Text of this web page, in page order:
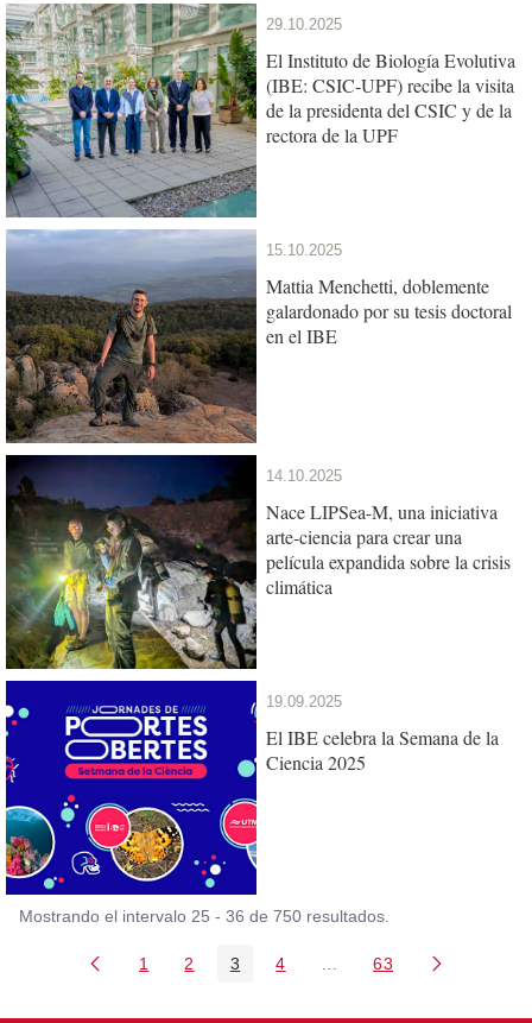
29.10.2025
El Instituto de Biología Evolutiva
(IBE: CSIC-UPF) recibe la visita
de la presidenta del CSIC y de la
rectora de la UPF
15.10.2025
Mattia Menchetti, doblemente
galardonado por su tesis doctoral
en el IBE
14.10.2025
​​Nace LIPSea-M, una iniciativa
arte-ciencia para crear una
película expandida sobre la crisis
climática
19.09.2025
El IBE celebra la Semana de la
Ciencia 2025
Mostrando el intervalo 25 - 36 de 750 resultados.
Página
1 Página
2 Página
3 Página
4 Páginas intermedias
Página
63